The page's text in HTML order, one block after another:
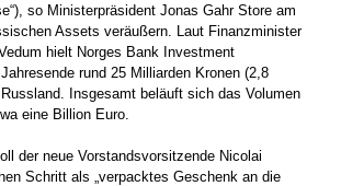
so Ministerpräsident Jonas Gahr Store am
Assets veräußern. Laut Finanzminister
hielt Norges Bank Investment
rund 25 Milliarden Kronen (2,8
Insgesamt beläuft sich das Volumen
eine Billion Euro.
der neue Vorstandsvorsitzende Nicolai
Schritt als „verpacktes Geschenk an die